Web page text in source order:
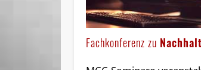
Fachkonferenz zu